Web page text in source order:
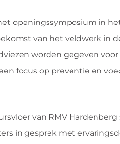
openingssymposium in
van het veldwerk in
worden gegeven
focus op preventie en
van RMV
in gesprek met